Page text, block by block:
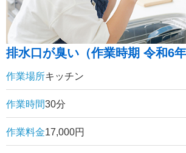
排水口が臭い（作業時期 令和6年
作業場所キッチン
作業時間30分
作業料金17,000円